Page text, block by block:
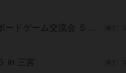
【姫路】初心者大歓迎！カフェでボードゲーム交流会 ５月の部 終了
in 三宮 終了